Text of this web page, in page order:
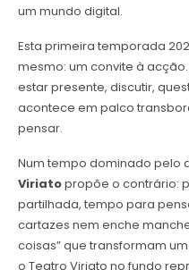
um mundo digital.
Esta primeira temporada
mesmo: um convite à
estar presente, discutir,
acontece em palco
pensar.
Num tempo dominado pelo
Viriatopropõe o contrário:
partilhada, tempo para
cartazes nem enche
coisas” que transformam
o Teatro Viriato no fundo